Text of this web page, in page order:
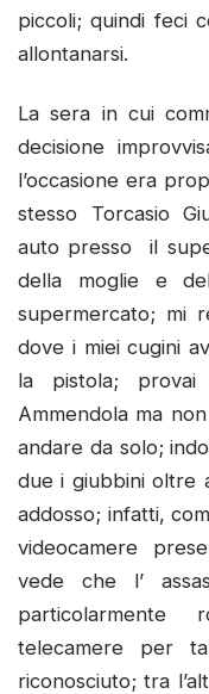
piccoli; quindi feci
allontanarsi.
La sera in cui
decisione
l’occasione era
stesso Torcasio
auto presso il
della moglie e
supermercato; mi
dove i miei cugini
la pistola; provai
Ammendola ma
andare da solo;
due i giubbini oltre
addosso; infatti,
videocamere
vede che l’
telecamere per
riconosciuto; tra